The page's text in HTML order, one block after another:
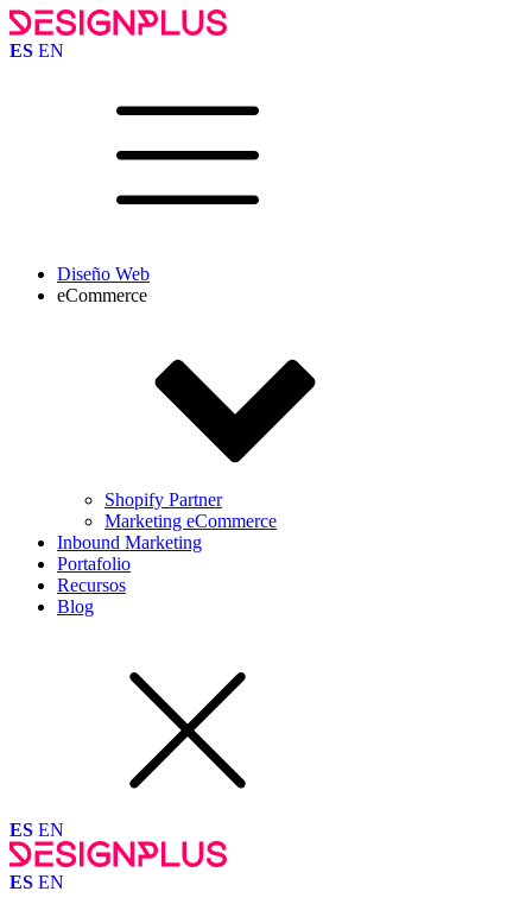
ES EN
Diseño Web
eCommerce
Shopify Partner
Marketing eCommerce
Inbound Marketing
Portafolio
Recursos
Blog
ES EN
ES EN